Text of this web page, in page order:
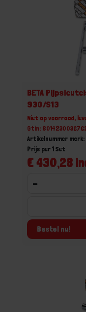
BETA
930/S13
Niet op voorraad,
Gtin:
Artikelnummer
€ 430,28
Prijs per 1 Set
-
Bestel nu!